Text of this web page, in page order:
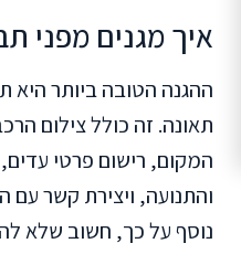
איך מגנים מפני
ההגנה הטובה ביותר היא
תאונה. זה כולל צילום
המקום, רישום פרטי עדים,
והתנועה, ויצירת קשר
נוסף על כך, חשוב שלא